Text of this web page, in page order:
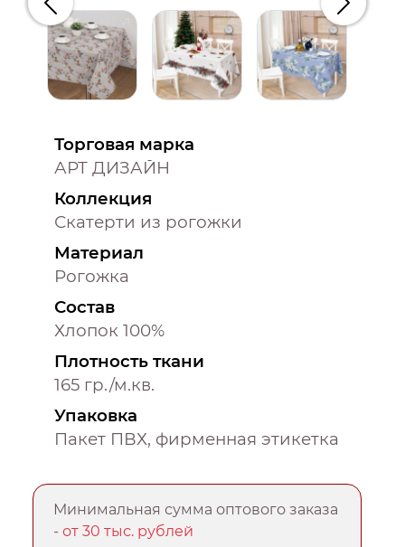
Предыдущий
Торговая марка
АРТ ДИЗАЙН
Коллекция
Скатерти из рогожки
Материал
Рогожка
Состав
Хлопок 100%
Плотность ткани
165 гр./м.кв.
Упаковка
Пакет ПВХ, фирменная этикетка
Минимальная сумма оптового заказа
-от 30 тыс. рублей